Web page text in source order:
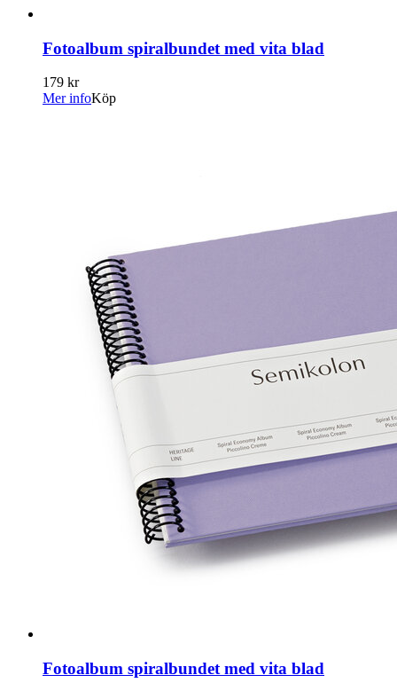
Fotoalbum spiralbundet med vita blad
179 kr
Mer infoKöp
Fotoalbum spiralbundet med vita blad